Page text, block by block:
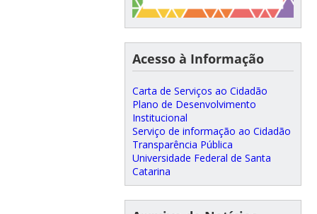
Acesso à Informação
Carta de Serviços ao Cidadão
Plano de Desenvolvimento
Institucional
Serviço de informação ao Cidadão
Transparência Pública
Universidade Federal de Santa
Catarina